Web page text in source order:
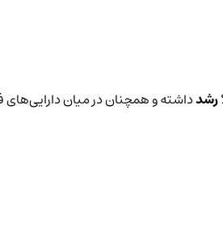
رشدداشته و همچنان در میان دارایی‌های